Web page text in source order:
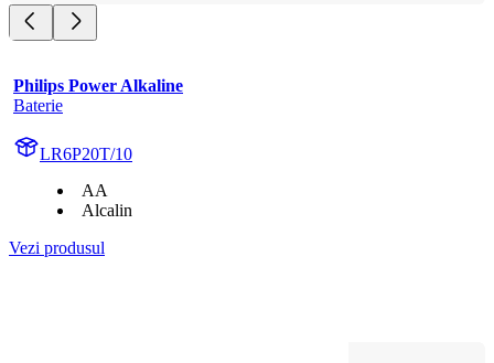
Philips Power Alkaline
Baterie
LR6P20T/10
AA
Alcalin
Vezi produsul